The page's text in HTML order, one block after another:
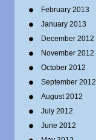
February 2013
January 2013
December 2012
November 2012
October 2012
September 2012
August 2012
July 2012
June 2012